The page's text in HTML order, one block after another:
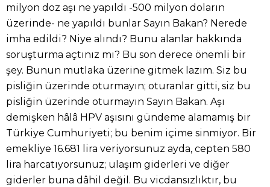
milyon doz aşı ne yapıldı -500 milyon doların
üzerinde- ne yapıldı bunlar Sayın Bakan? Nerede
imha edildi? Niye alındı? Bunu alanlar hakkında
soruşturma açtınız mı? Bu son derece önemli bir
şey. Bunun mutlaka üzerine gitmek lazım. Siz bu
pisliğin üzerinde oturmayın; oturanlar gitti, siz bu
pisliğin üzerinde oturmayın Sayın Bakan. Aşı
demişken hâlâ HPV aşısını gündeme alamamış bir
Türkiye Cumhuriyeti; bu benim içime sinmiyor. Bir
emekliye 16.681 lira veriyorsunuz ayda, cepten 580
lira harcatıyorsunuz; ulaşım giderleri ve diğer
giderler buna dâhil değil. Bu vicdansızlıktır, bu